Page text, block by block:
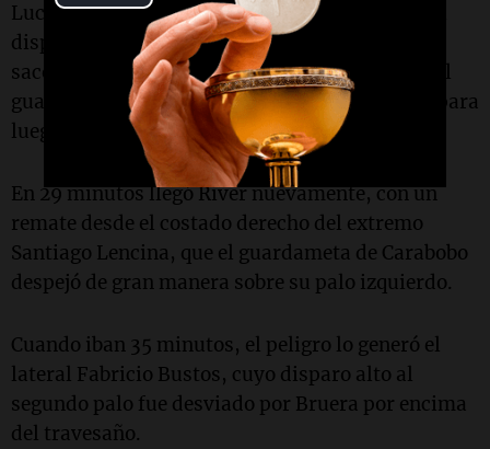
Video
Lucas Bruera, de gran primer tiempo, detuvo el
disparo de “Juanfer” en la pena máxima, quien
sacó un disparo bajo y poco direccionado, que el
guardameta pudo desviar con ambas piernas, para
luego detener sobre la línea.
En 29 minutos llegó River nuevamente, con un
remate desde el costado derecho del extremo
Santiago Lencina, que el guardameta de Carabobo
despejó de gran manera sobre su palo izquierdo.
Cuando iban 35 minutos, el peligro lo generó el
lateral Fabricio Bustos, cuyo disparo alto al
segundo palo fue desviado por Bruera por encima
del travesaño.